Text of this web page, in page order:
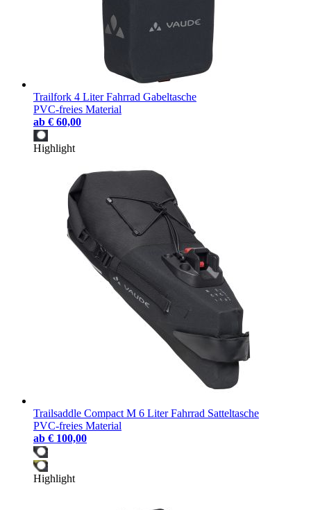
Trailfork 4 Liter Fahrrad Gabeltasche
PVC-freies Material
ab € 60,00
Highlight
Trailsaddle Compact M 6 Liter Fahrrad Satteltasche
PVC-freies Material
ab € 100,00
Highlight